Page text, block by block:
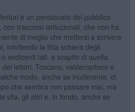
è un pensionato del pubblico
con trascorsi istituzionali, che non ha
di meglio che mettersi a scrivere
infoltendo la fitta schiera degli
sedicenti tali- a scapito di quella,
dei lettori. Toscano, valderopiteco e
modo, anche se inutilmente, di
che sembra non passare mai, ma
vita, gli altri e, in fondo, anche se